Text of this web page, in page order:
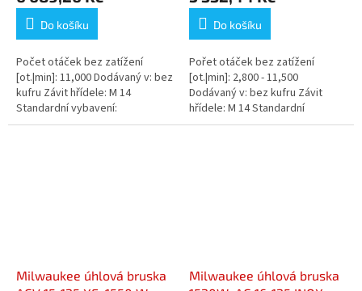
Do košíku
Počet otáček bez zatížení
[ot.|min]: 11,000 Dodávaný v: bez
kufru Závit hřídele: M 14
Standardní vybavení:
Rychloupínací ochranný kryt,
Do košíku
Pořet otáček bez zatížení
[ot.|min]: 2,800 - 11,500
Dodávaný v: bez kufru Závit
hřídele: M 14 Standardní
vybavení: Rychloupínací
Milwaukee úhlová bruska
Milwaukee úhlová bruska